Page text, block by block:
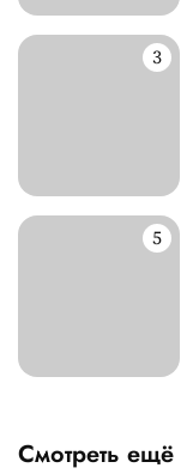
Смотреть ещё